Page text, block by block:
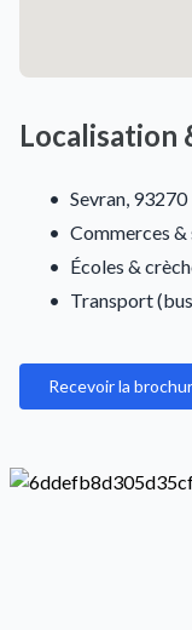
Localisation
• Sevran, 93270
• Commerces &
• Écoles &
• Transport
Recevoir la